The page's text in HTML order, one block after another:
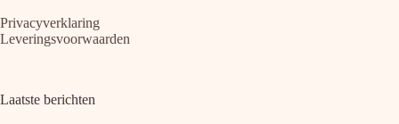
Privacyverklaring
Leveringsvoorwaarden
Laatste berichten